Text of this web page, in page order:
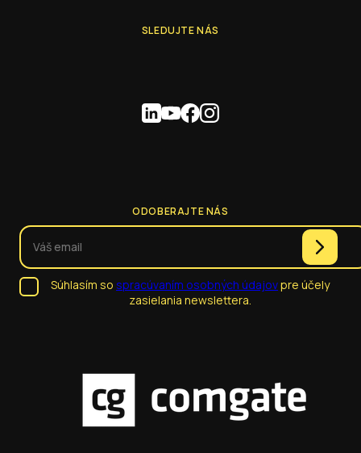
SLEDUJTE NÁS
ODOBERAJTE NÁS
Súhlasím so spracúvaním osobných údajovpre účely
zasielania newslettera.